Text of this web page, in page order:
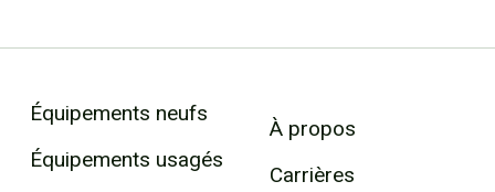
Équipements neufs
Équipements usagés
À propos
Carrières